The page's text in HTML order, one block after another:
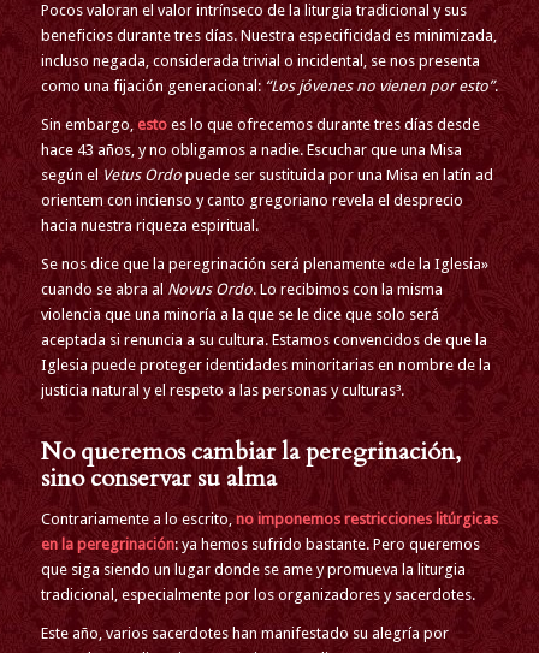
Pocos valoran el valor intrínseco de la liturgia tradicional y sus
beneficios durante tres días. Nuestra especificidad es minimizada,
incluso negada, considerada trivial o incidental, se nos presenta
como una fijación generacional: “Los jóvenes no vienen por esto”.
Sin embargo, estoes lo que ofrecemos durante tres días desde
hace 43 años, y no obligamos a nadie. Escuchar que una Misa
según el Vetus Ordopuede ser sustituida por una Misa en latín ad
orientem con incienso y canto gregoriano revela el desprecio
hacia nuestra riqueza espiritual.
Se nos dice que la peregrinación será plenamente «de la Iglesia»
cuando se abra alNovus Ordo. Lo recibimos con la misma
violencia que una minoría a la que se le dice que solo será
aceptada si renuncia a su cultura. Estamos convencidos de que la
Iglesia puede proteger identidades minoritarias en nombre de la
justicia natural y el respeto a las personas y culturas³.
No queremos cambiar la peregrinación,
sino conservar su alma
Contrariamente a lo escrito,no imponemos restricciones litúrgicas
en la peregrinación: ya hemos sufrido bastante. Pero queremos
que siga siendo un lugar donde se ame y promueva la liturgia
tradicional, especialmente por los organizadores y sacerdotes.
Este año, varios sacerdotes han manifestado su alegría por